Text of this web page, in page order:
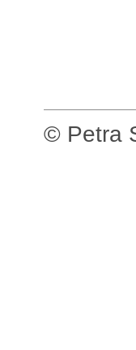
© Petra